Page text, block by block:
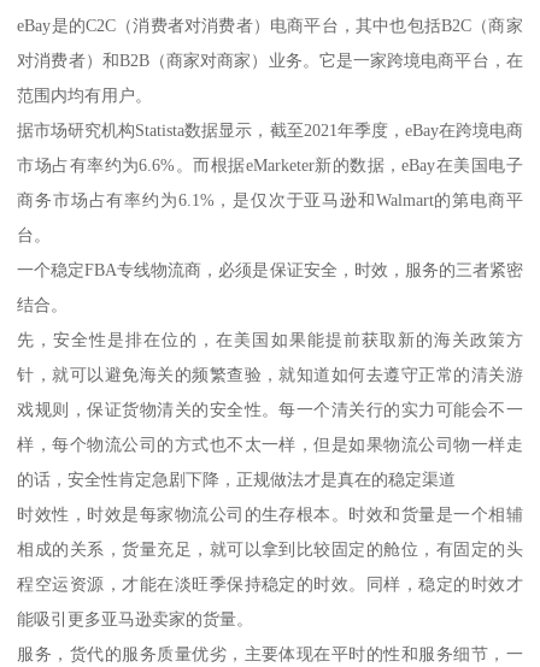
eBay是的C2C（消费者对消费者）电商平台，其中也包括B2C（商家
对消费者）和B2B（商家对商家）业务。它是一家跨境电商平台，在
范围内均有用户。
据市场研究机构Statista数据显示，截至2021年季度，eBay在跨境电商
市场占有率约为6.6%。而根据eMarketer新的数据，eBay在美国电子
商务市场占有率约为6.1%，是仅次于亚马逊和Walmart的第电商平
台。
一个稳定FBA专线物流商，必须是保证安全，时效，服务的三者紧密
结合。
先，安全性是排在位的，在美国如果能提前获取新的海关政策方
针，就可以避免海关的频繁查验，就知道如何去遵守正常的清关游
戏规则，保证货物清关的安全性。每一个清关行的实力可能会不一
样，每个物流公司的方式也不太一样，但是如果物流公司物一样走
的话，安全性肯定急剧下降，正规做法才是真在的稳定渠道
时效性，时效是每家物流公司的生存根本。时效和货量是一个相辅
相成的关系，货量充足，就可以拿到比较固定的舱位，有固定的头
程空运资源，才能在淡旺季保持稳定的时效。同样，稳定的时效才
能吸引更多亚马逊卖家的货量。
服务，货代的服务质量优劣，主要体现在平时的性和服务细节，一